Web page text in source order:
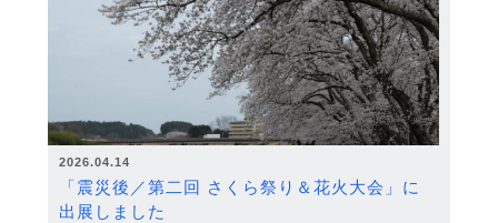
2026.04.14
「震災後／第二回 さくら祭り＆花火大会」に
出展しました